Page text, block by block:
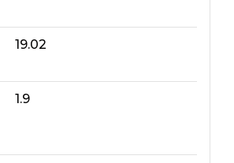
19.02
1.9